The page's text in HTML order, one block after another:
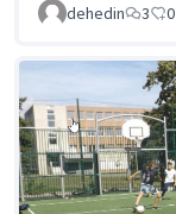
dehedin
3 0